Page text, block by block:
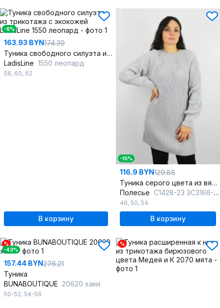
-6%
163.93 BYN174.39
Туника свободного силуэта из трикотажа с экокожей
LadisLine 1550 леопард
58, 60, 62
В корзину
-10%
116.9 BYN129.88
Туника серого цвета из вязаного трикотажа
Полесье С1428-23 3С3166-Д43 170,176 ангора
46, 50, 54
В корзину
%
-43%
157.44 BYN276.21
Туника
BUNABOUTIQUE 20620 хаки
50-52, 54-56
%